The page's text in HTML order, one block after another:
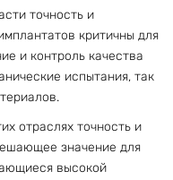
точность и
критичны для
и контроль качества
испытания, так
отраслях точность и
значение для
высокой